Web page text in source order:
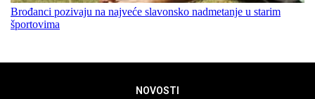
Brođanci pozivaju na najveće slavonsko nadmetanje u starim
športovima
NOVOSTI